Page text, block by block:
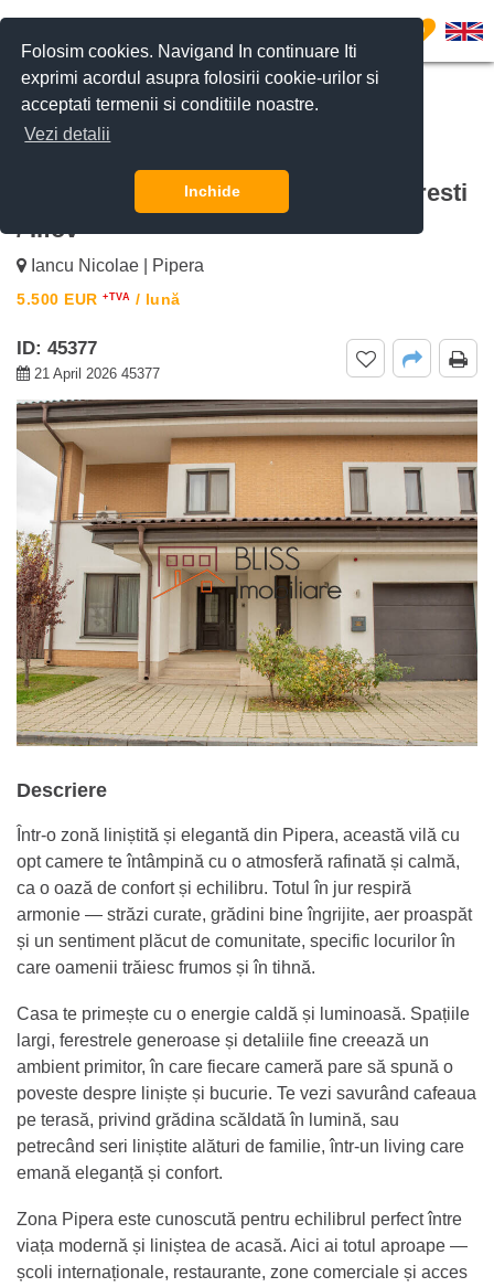
Folosim cookies. Navigand In continuare Iti
exprimi acordul asupra folosirii cookie-urilor si
acceptati termenii si conditiile noastre.
Vezi detalii
Inchide
0
Gardens Pipera, Pipera Nord, Bucuresti
/ Ilfov
Iancu Nicolae | Pipera
5.500 EUR +TVA / lună
ID: 45377
21 April 2026 45377
Descriere
Într-o zonă liniștită și elegantă din Pipera, această vilă cu
opt camere te întâmpină cu o atmosferă rafinată și calmă,
ca o oază de confort și echilibru. Totul în jur respiră
armonie — străzi curate, grădini bine îngrijite, aer proaspăt
și un sentiment plăcut de comunitate, specific locurilor în
care oamenii trăiesc frumos și în tihnă.
Casa te primește cu o energie caldă și luminoasă. Spațiile
largi, ferestrele generoase și detaliile fine creează un
ambient primitor, în care fiecare cameră pare să spună o
poveste despre liniște și bucurie. Te vezi savurând cafeaua
pe terasă, privind grădina scăldată în lumină, sau
petrecând seri liniștite alături de familie, într-un living care
emană eleganță și confort.
Zona Pipera este cunoscută pentru echilibrul perfect între
viața modernă și liniștea de acasă. Aici ai totul aproape —
școli internaționale, restaurante, zone comerciale și acces
CERE DETALII SUNĂ-NE